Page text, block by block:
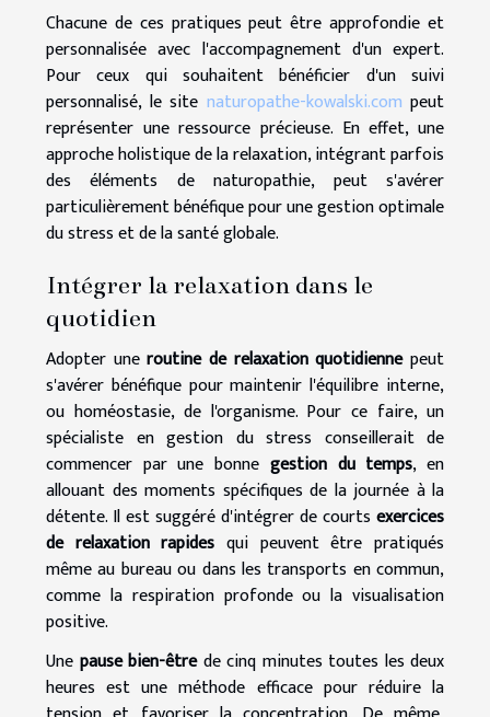
Chacune de ces pratiques peut être approfondie et
personnalisée avec l'accompagnement d'un expert.
Pour ceux qui souhaitent bénéficier d'un suivi
personnalisé, le site naturopathe-kowalski.com peut
représenter une ressource précieuse. En effet, une
approche holistique de la relaxation, intégrant parfois
des éléments de naturopathie, peut s'avérer
particulièrement bénéfique pour une gestion optimale
du stress et de la santé globale.
Intégrer la relaxation dans le
quotidien
Adopter uneroutine de relaxation quotidiennepeut
s'avérer bénéfique pour maintenir l'équilibre interne,
ou homéostasie, de l'organisme. Pour ce faire, un
spécialiste en gestion du stress conseillerait de
commencer par une bonne gestion du temps, en
allouant des moments spécifiques de la journée à la
détente. Il est suggéré d'intégrer de courts exercices
de relaxation rapides qui peuvent être pratiqués
même au bureau ou dans les transports en commun,
comme la respiration profonde ou la visualisation
positive.
Une pause bien-êtrede cinq minutes toutes les deux
heures est une méthode efficace pour réduire la